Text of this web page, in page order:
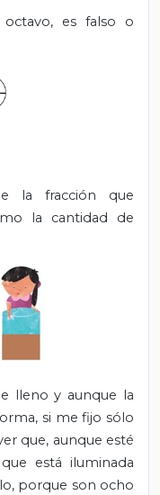
es falso o
la fracción que
la cantidad de
lleno y aunque la
si me fijo sólo
que, aunque esté
está iluminada
porque son ocho